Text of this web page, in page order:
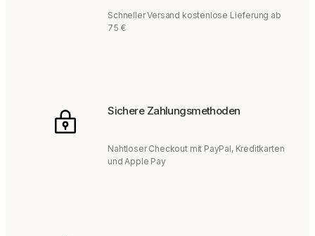
Schneller Versand kostenlose Lieferung ab
75 €
Sichere Zahlungsmethoden
Nahtloser Checkout mit PayPal, Kreditkarten
und Apple Pay